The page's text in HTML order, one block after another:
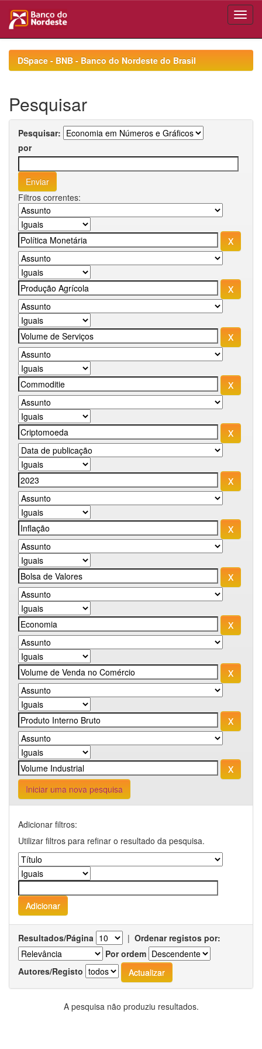
navigationDSpace - BNB - Banco do Nordeste do Brasil
Pesquisar
Pesquisar:
por
Filtros correntes:
Iniciar uma nova pesquisa
Adicionar filtros:
Utilizar filtros para refinar o resultado da pesquisa.
Resultados/Página | Ordenar registos por:
Por ordem
Autores/Registo
A pesquisa não produziu resultados.